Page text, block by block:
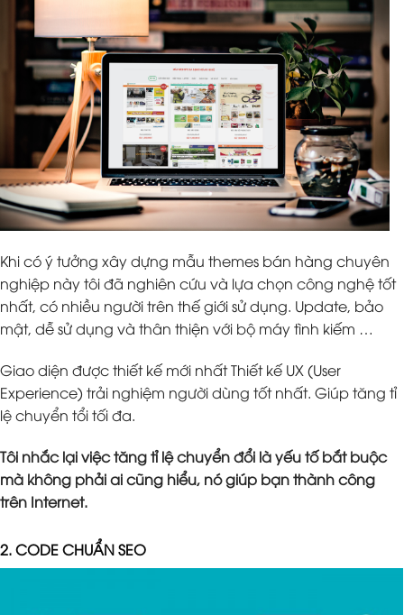
Khi có ý tưởng xây dựng mẫu themes bán hàng chuyên
nghiệp này tôi đã nghiên cứu và lựa chọn công nghệ tốt
nhất, có nhiều người trên thế giới sử dụng. Update, bảo
mật, dễ sử dụng và thân thiện với bộ máy tình kiếm …
Giao diện được thiết kế mới nhất Thiết kế UX (User
Experience) trải nghiệm người dùng tốt nhất. Giúp tăng tỉ
lệ chuyển tổi tối đa.
Tôi nhắc lại việc tăng tỉ lệ chuyển đổi là yếu tố bắt buộc
mà không phải ai cũng hiểu, nó giúp bạn thành công
trên Internet.
2. CODE CHUẨN SEO